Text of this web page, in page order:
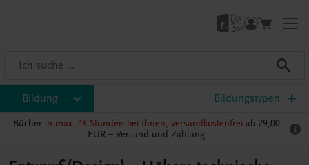
Bildung Bildungstypen
Bücher in max. 48 Stunden bei Ihnen, versandkostenfrei ab 29,00
EUR – Versand und Zahlung